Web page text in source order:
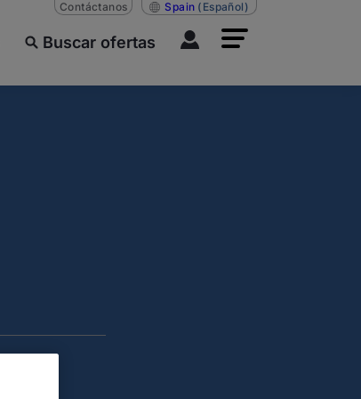
Buscar ofertas
Contáctanos Spain (Español)